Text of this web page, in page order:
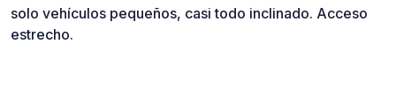
solo vehículos pequeños, casi todo inclinado. Acceso
estrecho.